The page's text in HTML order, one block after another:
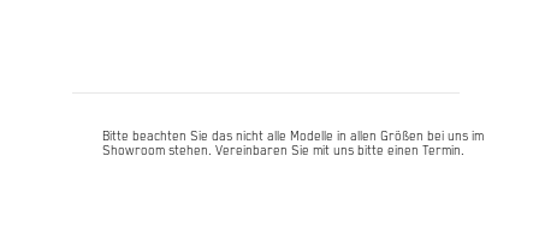
Bitte beachten Sie das nicht alle Modelle in allen Größen bei uns im
Showroom stehen. Vereinbaren Sie mit uns bitte einen Termin.